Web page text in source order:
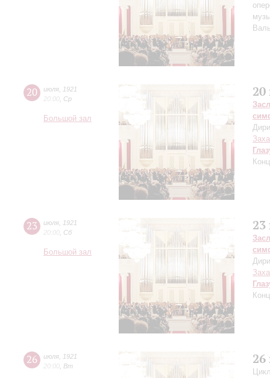
20 июля
1921
20:00 Ср
Большой зал
23 июля
1921
20:00 Сб
Большой зал
26 июля
1921
20:00 Вт